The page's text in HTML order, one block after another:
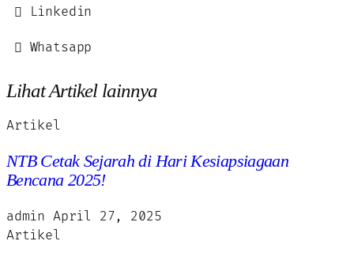
Linkedin
Whatsapp
Lihat Artikel lainnya
Artikel
NTB Cetak Sejarah di Hari Kesiapsiagaan
Bencana 2025!
admin April 27, 2025
Artikel